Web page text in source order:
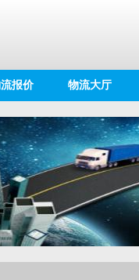
报价 物流大厅